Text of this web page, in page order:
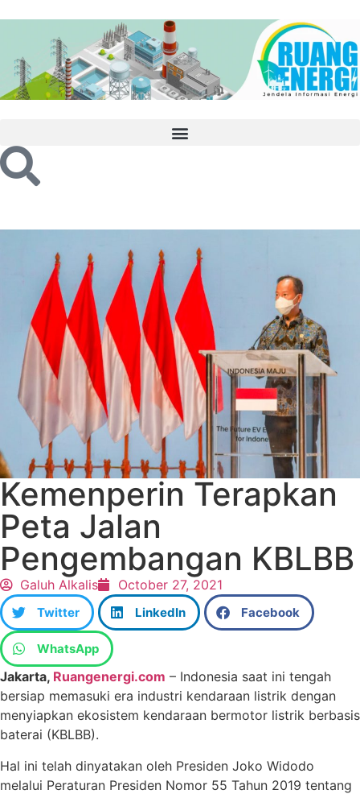
Kemenperin Terapkan
Peta Jalan
Pengembangan KBLBB
Galuh Alkalis October 27, 2021
Twitter LinkedIn Facebook
WhatsApp
Jakarta, Ruangenergi.com – Indonesia saat ini tengah
bersiap memasuki era industri kendaraan listrik dengan
menyiapkan ekosistem kendaraan bermotor listrik berbasis
baterai (KBLBB).
Hal ini telah dinyatakan oleh Presiden Joko Widodo
melalui Peraturan Presiden Nomor 55 Tahun 2019 tentang